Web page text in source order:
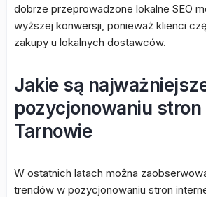
dobrze przeprowadzone lokalne SEO
wyższej konwersji, ponieważ klienci
zakupy u lokalnych dostawców.
Jakie są
pozycjonowaniu stron
Tarnowie
W ostatnich latach można
trendów w pozycjonowaniu stron